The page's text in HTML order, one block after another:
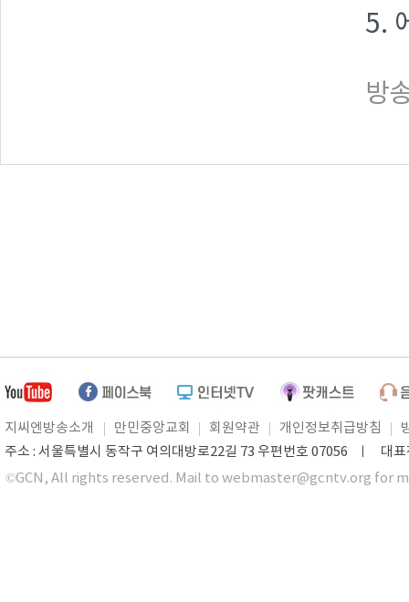
5.
방
지씨엔방송소개 만민중앙교회 회원약관 개인정보취급방침
주소 : 서울특별시 동작구 여의대방로22길 73 우편번호 07056 ㅣ 대
©GCN, All rights reserved. Mail to webmaster@gcntv.org for